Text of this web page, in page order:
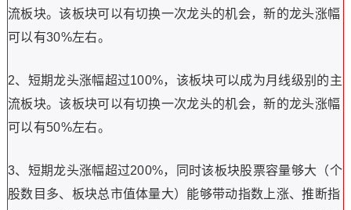
流板块。该板块可以有切换一次龙头的机会，新的龙头涨幅
可以有30%左右。
2、短期龙头涨幅超过100%，该板块可以成为月线级别的主
流板块。该板块可以有切换一次龙头的机会，新的龙头涨幅
可以有50%左右。
3、短期龙头涨幅超过200%，同时该板块股票容量够大（个
股数目多、板块总市值体量大）能够带动指数上涨、推断指